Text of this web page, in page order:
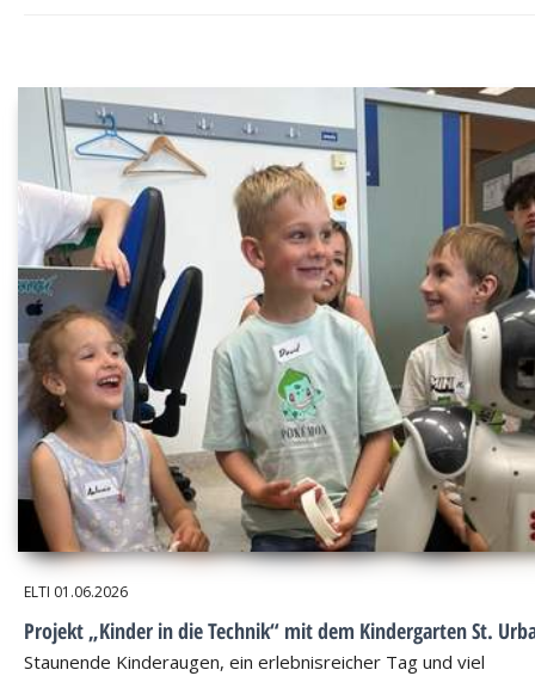
ELTI 01.06.2026
Projekt „Kinder in die Technik“ mit dem Kindergarten St.
Staunende Kinderaugen, ein erlebnisreicher Tag und viel